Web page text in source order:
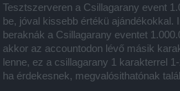
Tesztszerveren a Csillagarany event
be, jóval kissebb értékü ajándékokkal.
beraknák a Csillagarany eventet
akkor az accountodon lévő másik
lenne, ez a csillagarany 1 karakterrel
ha érdekesnek, megvalósithatónak